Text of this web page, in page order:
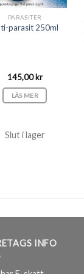
PARASITER
parasit 250ml
145,00kr
LÄS MER
Slut i lager
INFO